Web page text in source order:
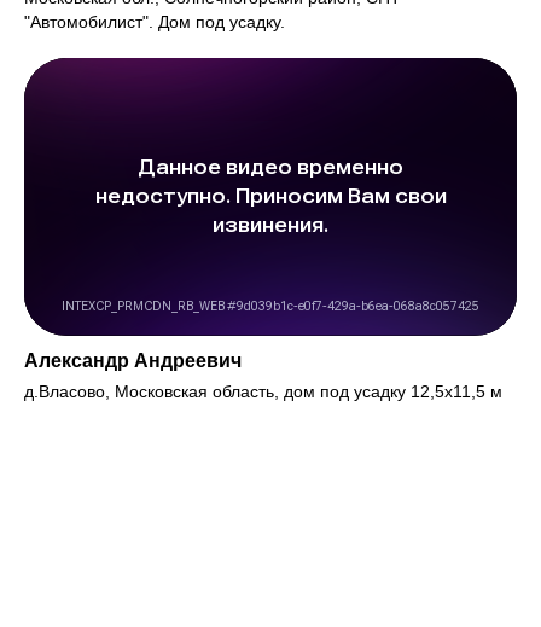
"Автомобилист". Дом под усадку.
Александр Андреевич
д.Власово, Московская область, дом под усадку 12,5х11,5 м